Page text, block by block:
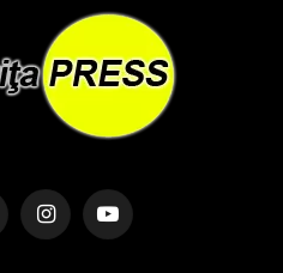
InstagramYouTube